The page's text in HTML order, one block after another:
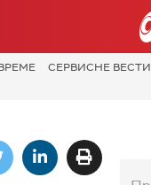
СЕРВИСНЕ ВЕСТИ